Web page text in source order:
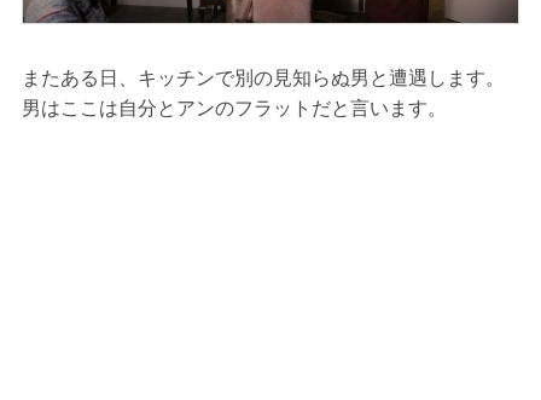
またある日、キッチンで別の見知らぬ男と遭遇します。
男はここは自分とアンのフラットだと言います。